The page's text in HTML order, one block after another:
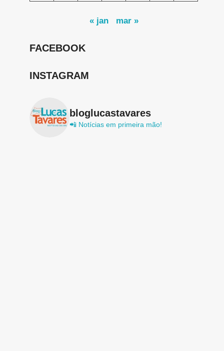
« jan mar »
FACEBOOK
INSTAGRAM
bloglucastavares
📲 Notícias em primeira mão!